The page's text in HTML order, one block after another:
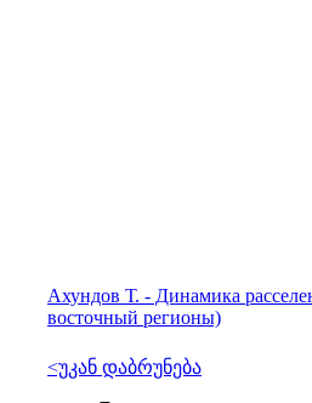
Ахундов Т. - Динамика
восточный регионы)
<უკან დაბრუნება